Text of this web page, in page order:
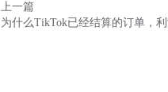
上一篇
为什么TikTok已经结算的订单，